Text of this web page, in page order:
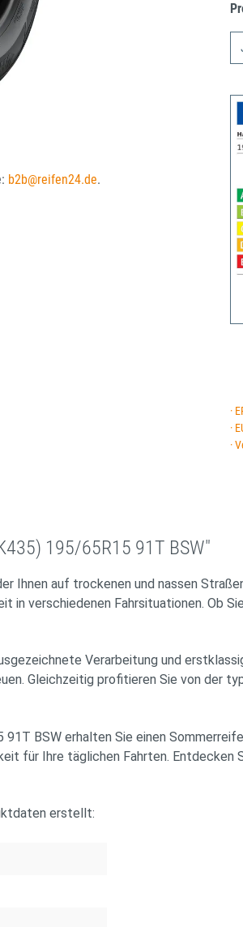
b2b@reifen24.de.
·
·
·
195/65R15 91T BSW"
Ihnen auf trockenen und nassen
verschiedenen Fahrsituationen. Ob
Verarbeitung und
Gleichzeitig profitieren Sie von der
91T BSW erhalten Sie einen
für Ihre täglichen Fahrten. Entdecken
erstellt: